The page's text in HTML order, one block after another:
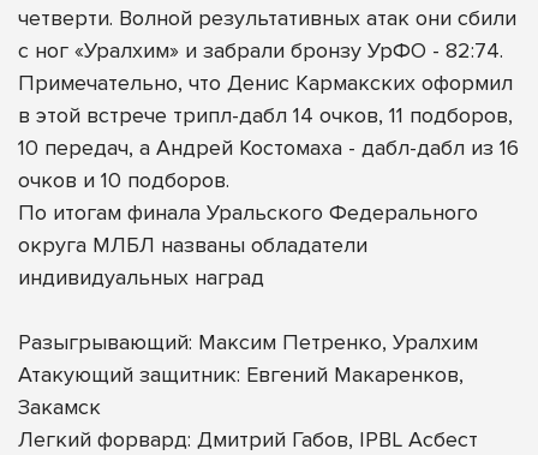
четверти. Волной результативных атак они сбили
с ног «Уралхим» и забрали бронзу УрФО - 82:74.
Примечательно, что Денис Кармакских оформил
в этой встрече трипл-дабл 14 очков, 11 подборов,
10 передач, а Андрей Костомаха - дабл-дабл из 16
очков и 10 подборов.
По итогам финала Уральского Федерального
округа МЛБЛ названы обладатели
индивидуальных наград
Разыгрывающий: Максим Петренко, Уралхим
Атакующий защитник: Евгений Макаренков,
Закамск
Легкий форвард: Дмитрий Габов, IPBL Асбест